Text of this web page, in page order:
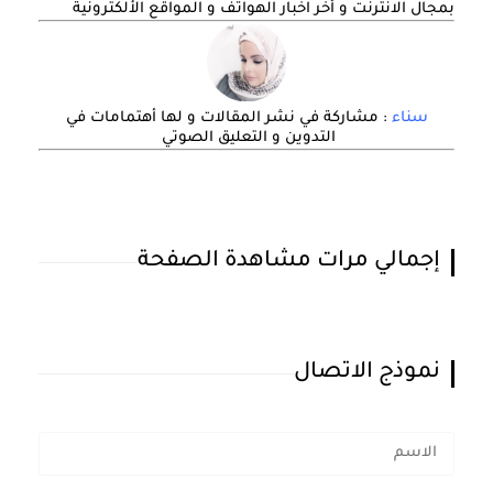
بمجال الانترنت و أخر اخبار الهواتف و المواقع الألكترونية
سناء : مشاركة في نشر المقالات و لها أهتمامات في
التدوين و التعليق الصوتي
إجمالي مرات مشاهدة الصفحة
نموذج الاتصال